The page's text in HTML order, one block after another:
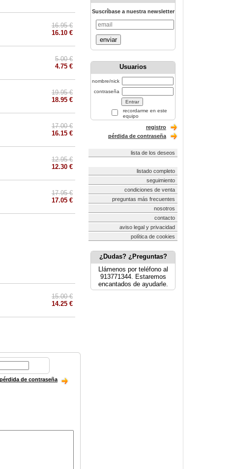
16.95 €
16.10 €
5.00 €
4.75 €
19.95 €
18.95 €
17.00 €
16.15 €
12.95 €
12.30 €
17.95 €
17.05 €
15.00 €
14.25 €
pérdida de contraseña
Suscríbase a nuestra newsletter
enviar
Usuarios
nombre/nick
contraseña
recordarme en este
equipo
registro
pérdida de contraseña
lista de los deseos
listado completo
seguimiento
condiciones de venta
preguntas más frecuentes
nosotros
contacto
aviso legal y privacidad
política de cookies
¿Dudas? ¿Preguntas?
Llámenos por teléfono al
913771344. Estaremos
encantados de ayudarle.